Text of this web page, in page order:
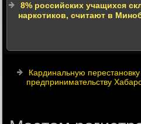
8% российских учащихся
наркотиков, считают в
Кардинальную
предпринимательству